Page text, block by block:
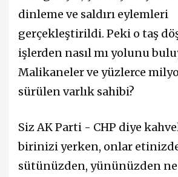
dinleme ve saldırı eylemleri
gerçekleştirildi. Peki o taş
işlerden nasıl mı yolunu
Malikaneler ve yüzlerce
sürülen varlık sahibi?
Siz AK Parti - CHP diye
birinizi yerken, onlar
sütünüzden, yününüzden ne